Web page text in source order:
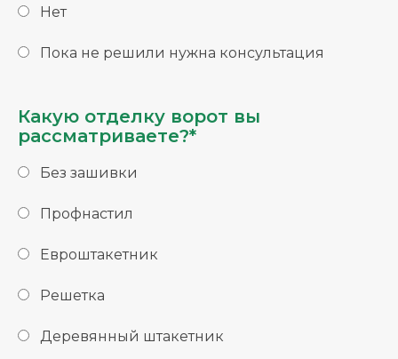
Нет
Пока не решили нужна консультация
Какую отделку ворот вы
рассматриваете?*
Без зашивки
Профнастил
Евроштакетник
Решетка
Деревянный штакетник